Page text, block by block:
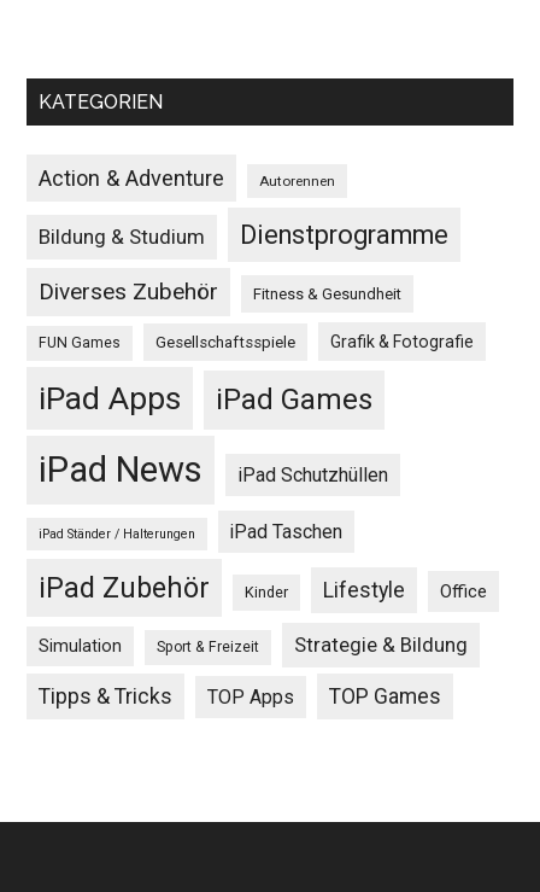
KATEGORIEN
Action & Adventure Autorennen
Bildung & Studium Dienstprogramme
Diverses Zubehör Fitness & Gesundheit
FUN Games Gesellschaftsspiele Grafik & Fotografie
iPad Apps iPad Games
iPad News iPad Schutzhüllen
iPad Ständer / Halterungen iPad Taschen
iPad Zubehör Kinder Lifestyle Office
Simulation Sport & Freizeit Strategie & Bildung
Tipps & Tricks TOP Apps TOP Games